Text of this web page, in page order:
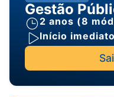
Gestão
2 anos (8
Início imediato